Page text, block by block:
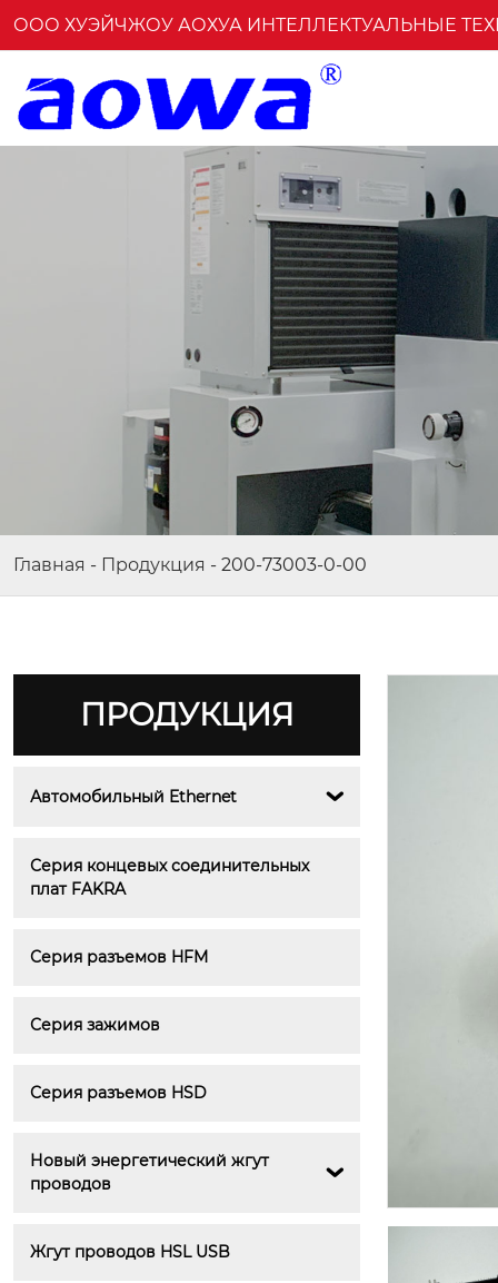
ООО ХУЭЙЧЖОУ АОХУА ИНТЕЛЛЕКТУАЛЬНЫЕ
Главная - Продукция - 200-73003-0-00
ПРОДУКЦИЯ
Автомобильный Ethernet 
Серия концевых соединительных
плат FAKRA
Серия разъемов HFM
Серия зажимов
Серия разъемов HSD
Новый энергетический жгут
проводов

Жгут проводов HSL USB